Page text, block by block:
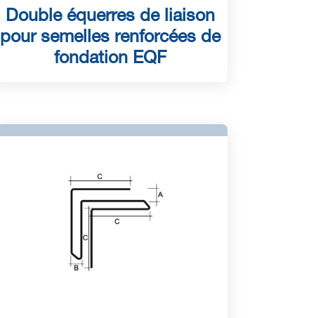
Double équerres de liaison
pour semelles renforcées de
fondation EQF